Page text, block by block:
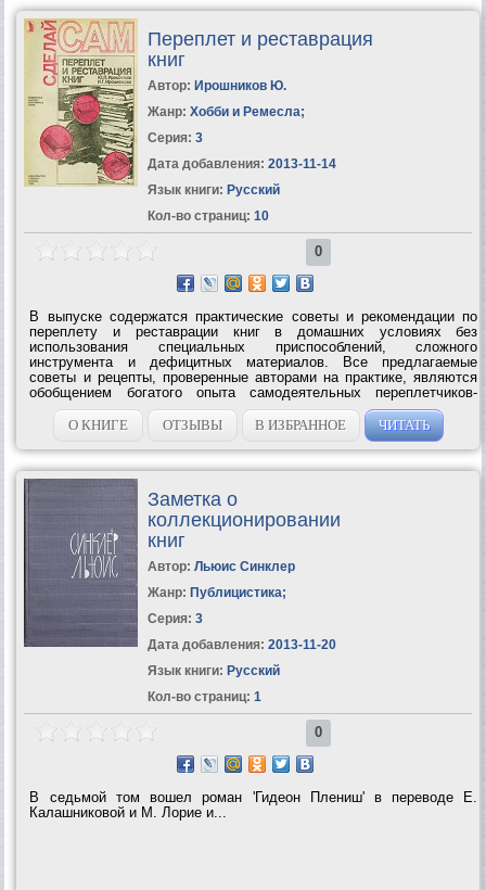
Переплет и реставрация
книг
Автор: Ирошников Ю.
Жанр: Хобби и Ремесла;
Серия: 3
Дата добавления: 2013-11-14
Язык книги: Русский
Кол-во страниц: 10
0
В выпуске содержатся практические советы и рекомендации по
переплету и реставрации книг в домашних условиях без
использования специальных приспособлений, сложного
инструмента и дефицитных материалов. Все предлагаемые
советы и рецепты, проверенные авторами на практике, являются
обобщением богатого опыта самодеятельных переплетчиков-
любителей. Рекомендуется как для использования в кружках
юных переплетчиков, так и для...
О КНИГЕ ОТЗЫВЫ В ИЗБРАННОЕ ЧИТАТЬ
Заметка о
коллекционировании
книг
Автор: Льюис Синклер
Жанр: Публицистика;
Серия: 3
Дата добавления: 2013-11-20
Язык книги: Русский
Кол-во страниц: 1
0
В седьмой том вошел роман 'Гидеон Плениш' в переводе Е.
Калашниковой и М. Лорие и...